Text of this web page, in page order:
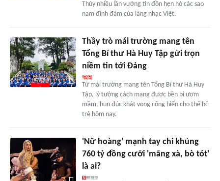
Thủy nhiều lần vướng tin đồn hẹn hò các sao
nam đình đám của làng nhạc Việt.
Thầy trò mái trường mang tên
Tổng Bí thư Hà Huy Tập gửi trọn
niềm tin tới Đảng
Từ mái trường mang tên Tổng Bí thư Hà Huy
Tập, lý tưởng cách mạng được bền bỉ ươm
mầm, hun đúc khát vọng cống hiến cho thế hệ
trẻ hôm nay.
'Nữ hoàng' mạnh tay chi khủng
760 tỷ đồng cưỡi 'mãng xà, bò tót'
là ai?